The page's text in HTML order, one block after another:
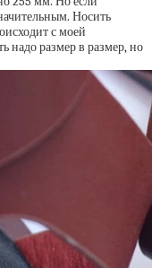
Носить
с моей
надо размер в размер, но